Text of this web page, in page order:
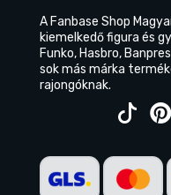
A Fanbase Shop
kiemelkedő figura és
Funko, Hasbro,
sok más márka
rajongóknak.